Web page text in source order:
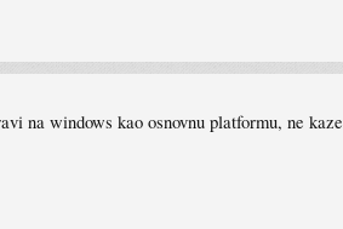
na windows kao osnovnu platformu, ne